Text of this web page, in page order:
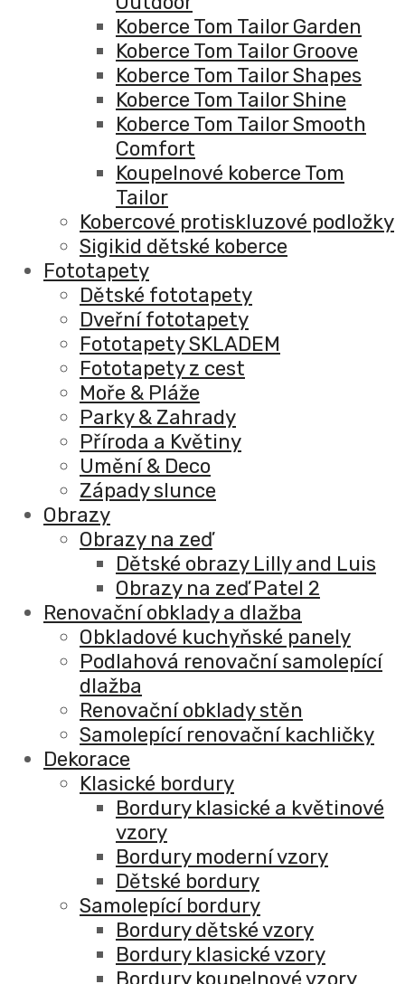
Koberce Tom Tailor Garden
Koberce Tom Tailor Groove
Koberce Tom Tailor Shapes
Koberce Tom Tailor Shine
Koberce Tom Tailor Smooth
Comfort
Koupelnové koberce Tom
Tailor
Kobercové protiskluzové podložky
Sigikid dětské koberce
Fototapety
Dětské fototapety
Dveřní fototapety
Fototapety SKLADEM
Fototapety z cest
Moře & Pláže
Parky & Zahrady
Příroda a Květiny
Umění & Deco
Západy slunce
Obrazy
Obrazy na zeď
Dětské obrazy Lilly and Luis
Obrazy na zeď Patel 2
Renovační obklady a dlažba
Obkladové kuchyňské panely
Podlahová renovační samolepící
dlažba
Renovační obklady stěn
Samolepící renovační kachličky
Dekorace
Klasické bordury
Bordury klasické a květinové
vzory
Bordury moderní vzory
Dětské bordury
Samolepící bordury
Bordury dětské vzory
Bordury klasické vzory